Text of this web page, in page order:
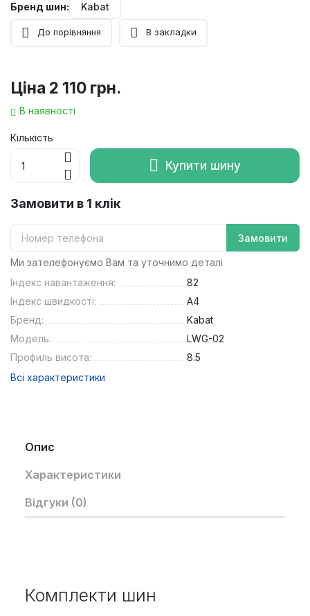
Бренд шин: Kabat
До порівняння В закладки
Ціна 2 110 грн.
В наявності
Кількість
Купити шину
Замовити в 1 клік
Замовити
Ми зателефонуємо Вам та уточнимо деталі
Індекс навантаження:
82
Індекс швидкості:
A4
Бренд:
Kabat
Модель:
LWG-02
Профиль висота:
8.5
Всі характеристики
Опис
Характеристики
Відгуки (0)
Комплекти шин